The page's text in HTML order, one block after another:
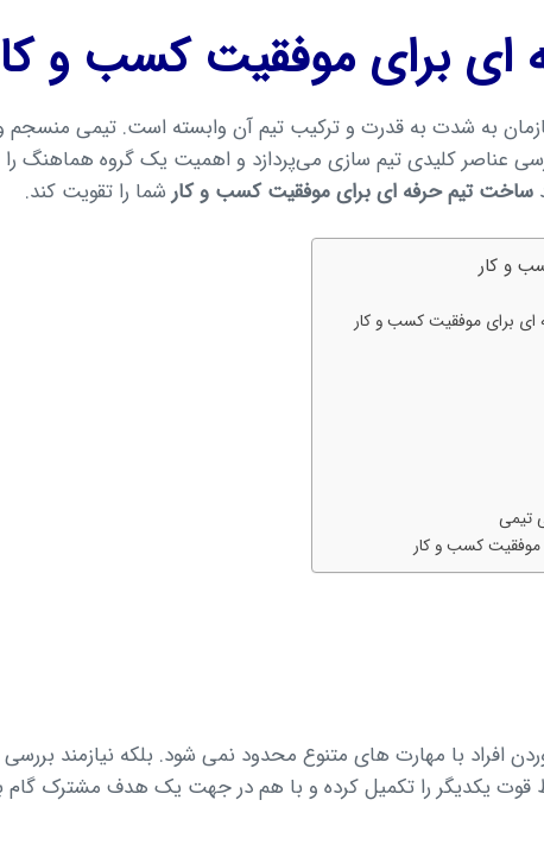
برای موفقیت کسب و
به شدت به قدرت و ترکیب تیم آن وابسته است. تیمی منسجم
عناصر کلیدی تیم سازی می‌پردازد و اهمیت یک گروه
ساخت تیم حرفه ای برای موفقیت کسب و کار شما را تقویت کند.
و کار
برای موفقیت کسب و کار
تیمی
کسب و کار
افراد با مهارت های متنوع محدود نمی شود. بلکه نیازمند
قوت یکدیگر را تکمیل کرده و با هم در جهت یک هدف مشترک گام